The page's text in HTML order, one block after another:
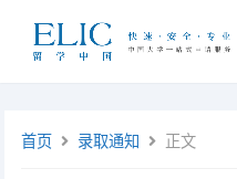
首页 录取通知 正文